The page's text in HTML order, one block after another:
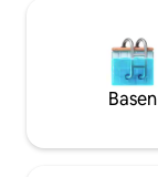
Basen